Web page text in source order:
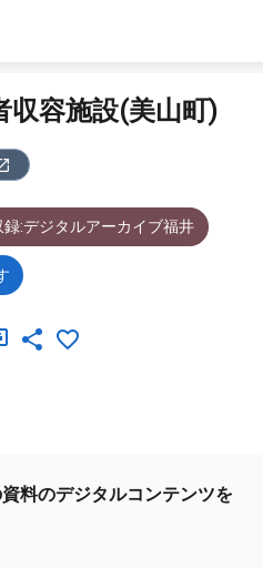
収容施設(美山町)
録:デジタルアーカイブ福井
料のデジタルコンテンツを